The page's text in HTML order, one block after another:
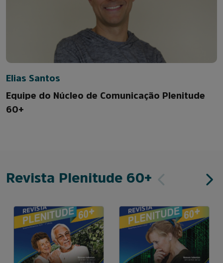
Elias Santos
Equipe do Núcleo de Comunicação Plenitude
60+
Revista Plenitude 60+